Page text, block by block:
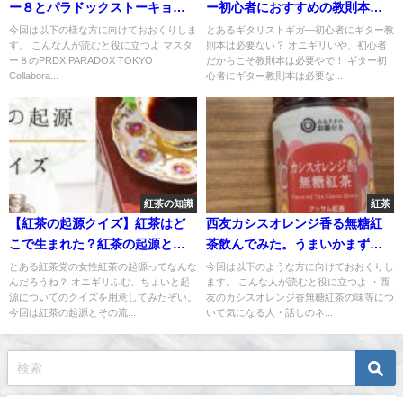
ー８とパラドックストーキョー
のコラボピック使ってみた
今回は以下の様な方に向けておおくりしま
す。 こんな人が読むと役に立つよ マスタ
ー８のPRDX PARADOX TOKYO
Collabora...
ー初心者におすすめの教則本は
コレだ！！
とあるギタリストギガ―初心者にギター教
則本は必要ない？ オニギリいや、初心者
だからこそ教則本は必要やで！ ギター初
心者にギター教則本は必要な...
紅茶の知識
【紅茶の起源クイズ】紅茶はど
こで生まれた？紅茶の起源と流
通の歴史がわかる15問！
とある紅茶党の女性紅茶の起源ってなんな
んだろうね？ オニギリふむ、ちょいと起
源についてのクイズを用意してみたぞい。
今回は紅茶の起源とその流...
紅茶
西友カシスオレンジ香る無糖紅
茶飲んでみた。うまいかまずい
か検証だ
今回は以下のような方に向けておおくりし
ます。 こんな人が読むと役に立つよ ・西
友のカシスオレンジ香無糖紅茶の味等につ
いて気になる人・話しのネ...